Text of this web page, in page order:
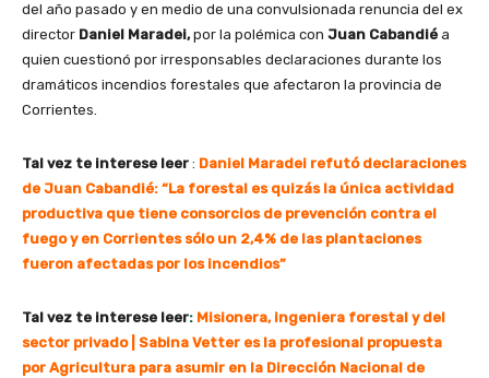
del año pasado y en medio de una convulsionada renuncia del ex
director Daniel Maradei,por la polémica con Juan Cabandié a
quien cuestionó por irresponsables declaraciones durante los
dramáticos incendios forestales que afectaron la provincia de
Corrientes.
Tal vez te interese leer : Daniel Maradei refutó declaraciones
de Juan Cabandié: “La forestal es quizás la única actividad
productiva que tiene consorcios de prevención contra el
fuego y en Corrientes sólo un 2,4% de las plantaciones
fueron afectadas por los incendios”
Tal vez te interese leer: Misionera, ingeniera forestal y del
sector privado | Sabina Vetter es la profesional propuesta
por Agricultura para asumir en la Dirección Nacional de